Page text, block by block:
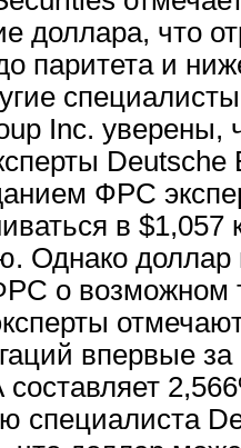
доллара, что
паритета и
Inc. уверены,
ФРС
в $1,057
Однако доллар
о возможном
впервые
специалиста